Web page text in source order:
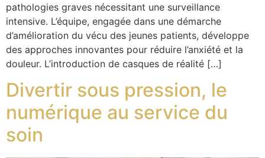
pathologies graves nécessitant une surveillance
intensive. L’équipe, engagée dans une démarche
d’amélioration du vécu des jeunes patients, développe
des approches innovantes pour réduire l’anxiété et la
douleur. L’introduction de casques de réalité […]
Divertir sous pression, le
numérique au service du
soin